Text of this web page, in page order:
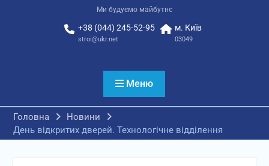
Ми будуємо майбутнє
+38 (044) 245-52-95
stroi@ukr.net
м. Київ
03049
Меню
Головна
Новини
День відкритих дверей. Технологічне відділення